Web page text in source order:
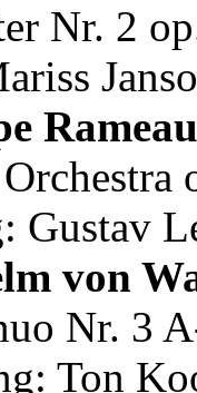
Nr. 2
Gustav
von
Nr. 3
Ton